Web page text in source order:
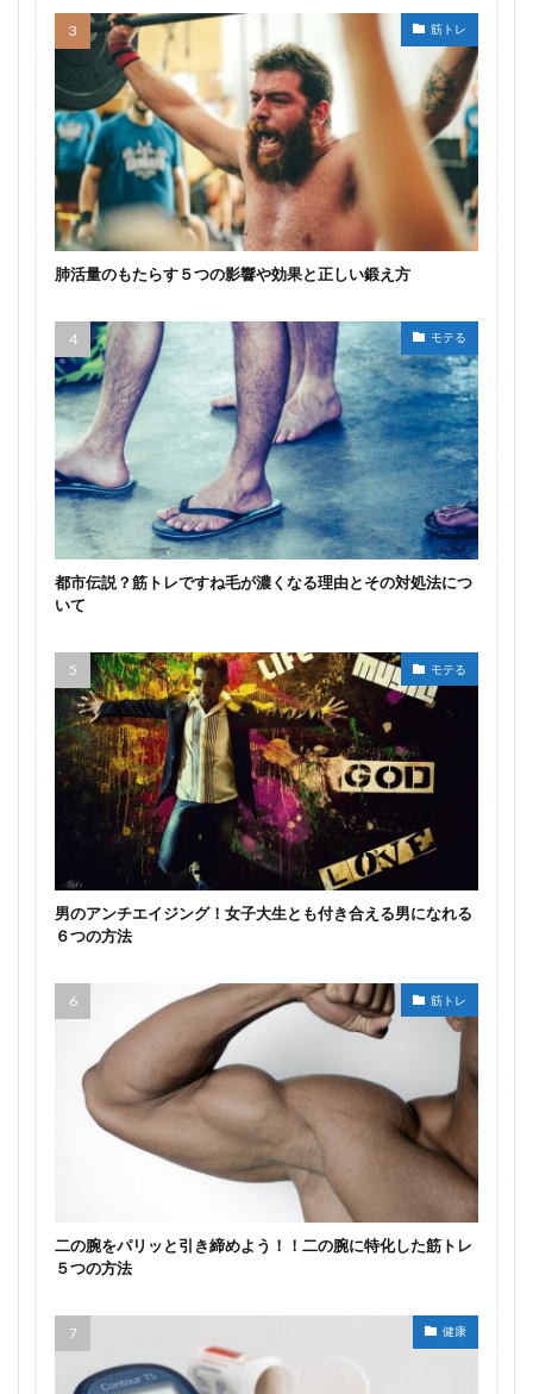
筋トレ
肺活量のもたらす５つの影響や効果と正しい鍛え方
モテる
都市伝説？筋トレですね毛が濃くなる理由とその対処法につ
いて
モテる
男のアンチエイジング！女子大生とも付き合える男になれる
６つの方法
筋トレ
二の腕をパリッと引き締めよう！！二の腕に特化した筋トレ
５つの方法
健康